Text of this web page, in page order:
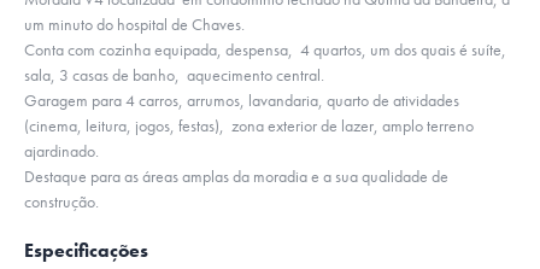
um minuto do hospital de Chaves.
Conta com cozinha equipada, despensa, 4 quartos, um dos quais é suíte,
sala, 3 casas de banho, aquecimento central.
Garagem para 4 carros, arrumos, lavandaria, quarto de atividades
(cinema, leitura, jogos, festas), zona exterior de lazer, amplo terreno
ajardinado.
Destaque para as áreas amplas da moradia e a sua qualidade de
construção.
Especificações